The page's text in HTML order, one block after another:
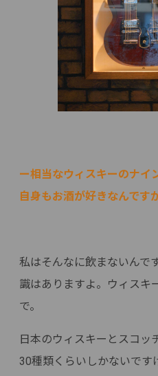
ー相当なウィスキーのナイ
自身もお酒が好きなんです
私はそんなに飲まないんで
識はありますよ。ウィスキ
で。
日本のウィスキーとスコッ
30種類くらいしかないです